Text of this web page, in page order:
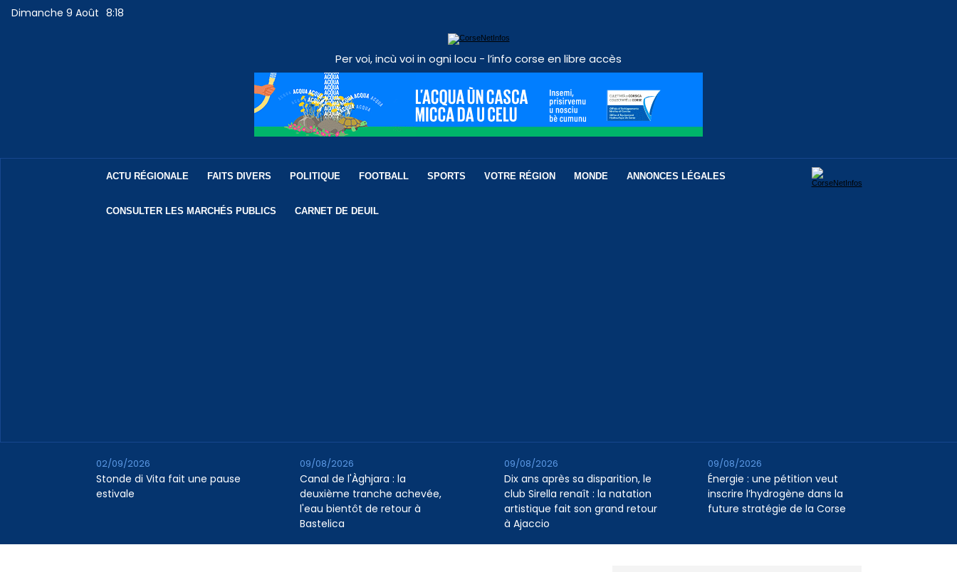
Dimanche 9 Août 8:18
Per voi, incù voi in ogni locu - l’info corse en libre accès
ACTU RÉGIONALE FAITS DIVERS POLITIQUE FOOTBALL SPORTS VOTRE RÉGION MONDE ANNONCES LÉGALES
CONSULTER LES MARCHÉS PUBLICS CARNET DE DEUIL
Stonde di Vita fait une pause
estivale
02/09/2026
Canal de l'Àghjara : la
deuxième tranche achevée,
l'eau bientôt de retour à
Bastelica
09/08/2026
Dix ans après sa disparition, le
club Sirella renaît : la natation
artistique fait son grand retour
à Ajaccio
09/08/2026
Énergie : une pétition veut
inscrire l’hydrogène dans la
future stratégie de la Corse
09/08/2026